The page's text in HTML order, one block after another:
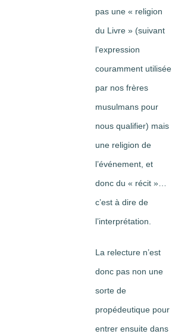
pas une « religion
du Livre » (suivant
l’expression
couramment utilisée
par nos frères
musulmans pour
nous qualifier) mais
une religion de
l’événement, et
donc du « récit »…
c’est à dire de
l’interprétation.
La relecture n’est
donc pas non une
sorte de
propédeutique pour
entrer ensuite dans